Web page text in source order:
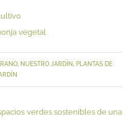
vegetal
, NUESTRO JARDÍN
PLANTAS DE
verdes sostenibles de una